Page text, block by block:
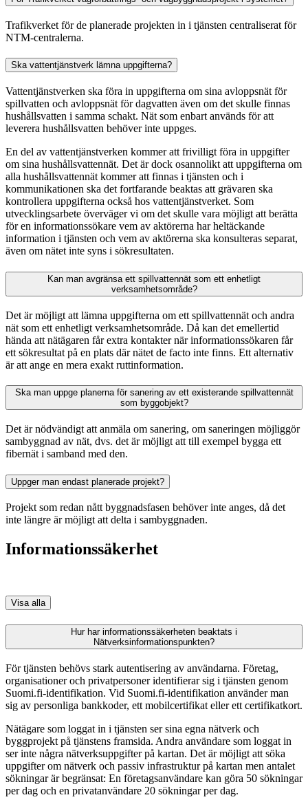
Trafikverket för de planerade projekten in i tjänsten centraliserat för
NTM-centralerna.
Ska vattentjänstverk lämna uppgifterna?
Vattentjänstverken ska föra in uppgifterna om sina avloppsnät för
spillvatten och avloppsnät för dagvatten även om det skulle finnas
hushållsvatten i samma schakt. Nät som enbart används för att
leverera hushållsvatten behöver inte uppges.
En del av vattentjänstverken kommer att frivilligt föra in uppgifter
om sina hushållsvattennät. Det är dock osannolikt att uppgifterna om
alla hushållsvattennät kommer att finnas i tjänsten och i
kommunikationen ska det fortfarande beaktas att grävaren ska
kontrollera uppgifterna också hos vattentjänstverket. Som
utvecklingsarbete överväger vi om det skulle vara möjligt att berätta
för en informationssökare vem av aktörerna har heltäckande
information i tjänsten och vem av aktörerna ska konsulteras separat,
även om nätet inte syns i sökresultaten.
Kan man avgränsa ett spillvattennät som ett enhetligt
verksamhetsområde?
Det är möjligt att lämna uppgifterna om ett spillvattennät och andra
nät som ett enhetligt verksamhetsområde. Då kan det emellertid
hända att nätägaren får extra kontakter när informationssökaren får
ett sökresultat på en plats där nätet de facto inte finns. Ett alternativ
är att ange en mera exakt ruttinformation.
Ska man uppge planerna för sanering av ett existerande spillvattennät
som byggobjekt?
Det är nödvändigt att anmäla om sanering, om saneringen möjliggör
sambyggnad av nät, dvs. det är möjligt att till exempel bygga ett
fibernät i samband med den.
Uppger man endast planerade projekt?
Projekt som redan nått byggnadsfasen behöver inte anges, då det
inte längre är möjligt att delta i sambyggnaden.
Informationssäkerhet
Visa alla
Hur har informationssäkerheten beaktats i
Nätverksinformationspunkten?
För tjänsten behövs stark autentisering av användarna. Företag,
organisationer och privatpersoner identifierar sig i tjänsten genom
Suomi.fi-identifikation. Vid Suomi.fi-identifikation använder man
sig av personliga bankkoder, ett mobilcertifikat eller ett certifikatkort.
Nätägare som loggat in i tjänsten ser sina egna nätverk och
byggprojekt på tjänstens framsida. Andra användare som loggat in
ser inte några nätverksuppgifter på kartan. Det är möjligt att söka
uppgifter om nätverk och passiv infrastruktur på kartan men antalet
sökningar är begränsat: En företagsanvändare kan göra 50 sökningar
per dag och en privatanvändare 20 sökningar per dag.